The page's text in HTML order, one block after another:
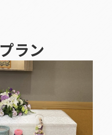
プラン